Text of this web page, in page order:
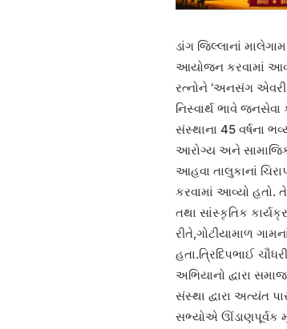
ડાંગ જિલ્લાનાં
આયોજન કરવામાં
રત્નોને ‘અનસંગ
નિસ્વાર્થ ભાવે
સંસ્થાના 45 વર્ષના
આરોગ્ય અને સામાજિક
આહવા તાલુકાનાં
કરવામાં આવ્યો હતો.
તથા સાંસ્કૃતિક
રીતે,ગોટીયામાળ
હતા.ત્રિદિપભાઈ
અભિયાનો દ્વારા
સંસ્થા દ્વારા અત્યંત
સભ્યોએ ઊંડાણપૂર્વક